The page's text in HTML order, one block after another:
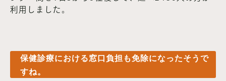
利用しました。
保健診療における窓口負担も免除になったそうで
すね。